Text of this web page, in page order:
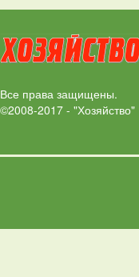
Все права защищены.
©2008-2017 - "Хозяйство"